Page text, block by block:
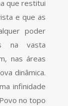
que restitui
e que as
poder
na vasta
nas áreas
dinâmica.
infinidade
no topo